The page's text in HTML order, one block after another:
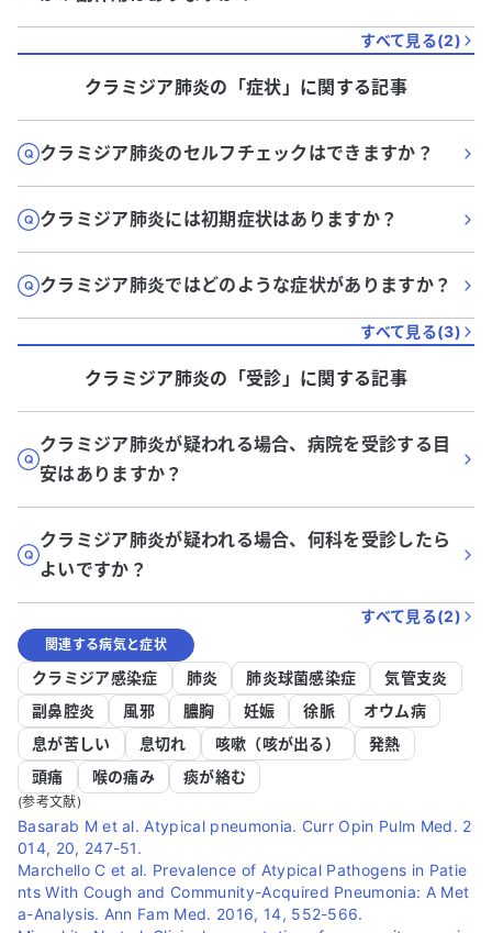
すべて見る(2)
クラミジア肺炎の「症状 」に関する記事
クラミジア肺炎のセルフチェックはできますか？
クラミジア肺炎には初期症状はありますか？
クラミジア肺炎ではどのような症状がありますか？
すべて見る(3)
クラミジア肺炎の「受診 」に関する記事
クラミジア肺炎が疑われる場合、病院を受診する目
安はありますか？
クラミジア肺炎が疑われる場合、何科を受診したら
よいですか？
すべて見る(2)
関連する病気と症状
クラミジア感染症 肺炎 肺炎球菌感染症
気管支炎
副鼻腔炎
風邪 膿胸 妊娠 徐脈
オウム病
息が苦しい
息切れ 咳嗽（咳が出る）
発熱
頭痛
喉の痛み 痰が絡む
(参考文献)
Basarab M et al. Atypical pneumonia. Curr Opin Pulm Med. 2
014, 20, 247-51.
Marchello C et al. Prevalence of Atypical Pathogens in Patie
nts With Cough and Community-Acquired Pneumonia: A Met
a-Analysis. Ann Fam Med. 2016, 14, 552-566.